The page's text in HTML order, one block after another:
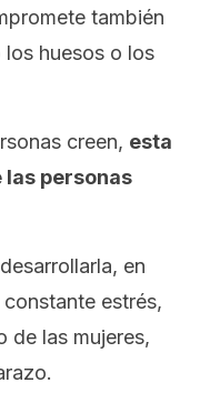
también
huesos o los
creen, esta
las personas
en
estrés,
de las mujeres,